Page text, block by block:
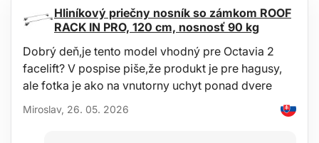
Hmotnosť: 252 g
Max. otvorenie: 7 cm
Materiál: Oceľ, guma
Hliníkový priečny nosník so zámkom ROOF
RACK IN PRO, 120 cm, nosnosť 90 kg
Dobrý deň,je tento model vhodný pre Octavia 2
facelift? V pospise piše,že produkt je pre hagusy,
ale fotka je ako na vnutorny uchyt ponad dvere
Miroslav, 26. 05. 2026